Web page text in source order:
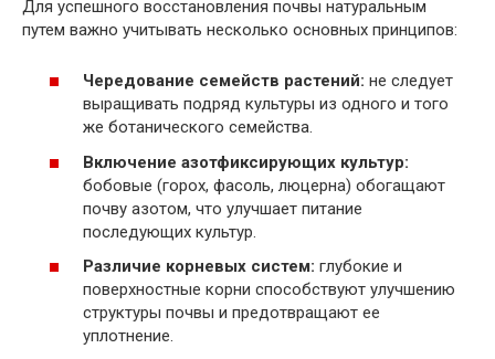
Для успешного восстановления почвы натуральным
путем важно учитывать несколько основных принципов:
Чередование семейств растений: не следует
выращивать подряд культуры из одного и того
же ботанического семейства.
Включение азотфиксирующих культур:
бобовые (горох, фасоль, люцерна) обогащают
почву азотом, что улучшает питание
последующих культур.
Различие корневых систем: глубокие и
поверхностные корни способствуют улучшению
структуры почвы и предотвращают ее
уплотнение.